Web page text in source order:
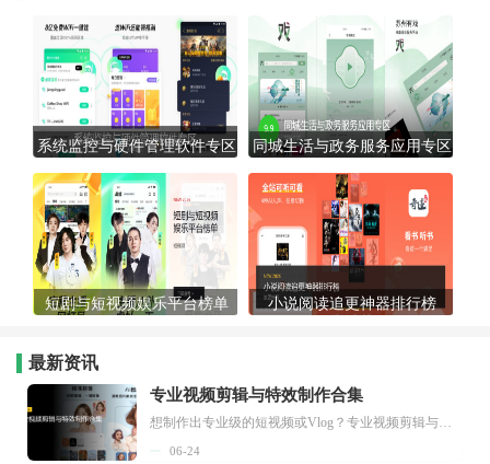
系统监控与硬件管理软件专区 同城生活与政务服务应用专区
短剧与短视频娱乐平台榜单 小说阅读追更神器排行榜
最新资讯
专业视频剪辑与特效制作合集
想制作出专业级的短视频或Vlog？专业视频剪辑与特效制作大全专题为你提供了从剪辑、抠像到特效包装的全套解决方案。无论是添加炫酷的片头、进行精准的视频抠图，还是制...
06-24